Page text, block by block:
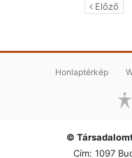
Előző
Honlaptérkép
©
Cím: 1097